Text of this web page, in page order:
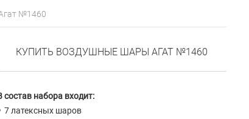
№1460
КУПИТЬ ВОЗДУШНЫЕ ШАРЫ АГАТ №1460
состав набора входит:
7 латексных шаров